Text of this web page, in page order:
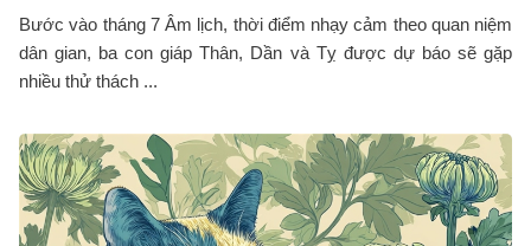
Bước vào tháng 7 Âm lịch, thời điểm nhạy cảm theo quan niệm
dân gian, ba con giáp Thân, Dần và Tỵ được dự báo sẽ gặp
nhiều thử thách ...